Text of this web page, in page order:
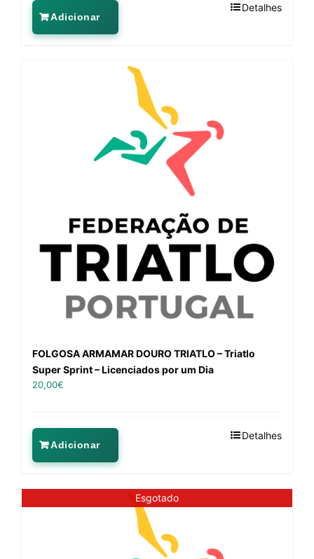
Adicionar
Detalhes
FOLGOSA ARMAMAR DOURO TRIATLO – Triatlo
Super Sprint – Licenciados por um Dia
20,00€
Adicionar
Detalhes
Esgotado